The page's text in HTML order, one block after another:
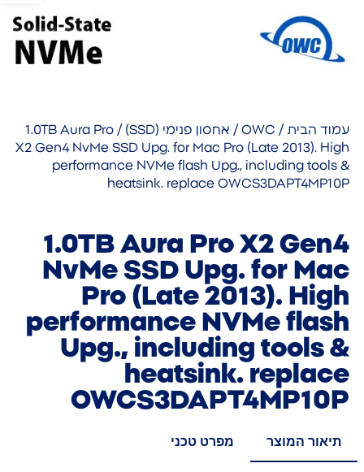
עמוד הבית /
OWC
/ אחסון פנימי (SSD)
/ 1.0TB Aura Pro
X2 Gen4 NvMe SSD Upg. for Mac Pro (Late 2013). High
performance NVMe flash Upg., including tools &
heatsink. replace OWCS3DAPT4MP10P
1.0TB Aura Pro X2 Gen4
NvMe SSD Upg. for Mac
Pro (Late 2013). High
performance NVMe flash
Upg., including tools &
heatsink. replace
OWCS3DAPT4MP10P
תיאור המוצר מפרט טכני